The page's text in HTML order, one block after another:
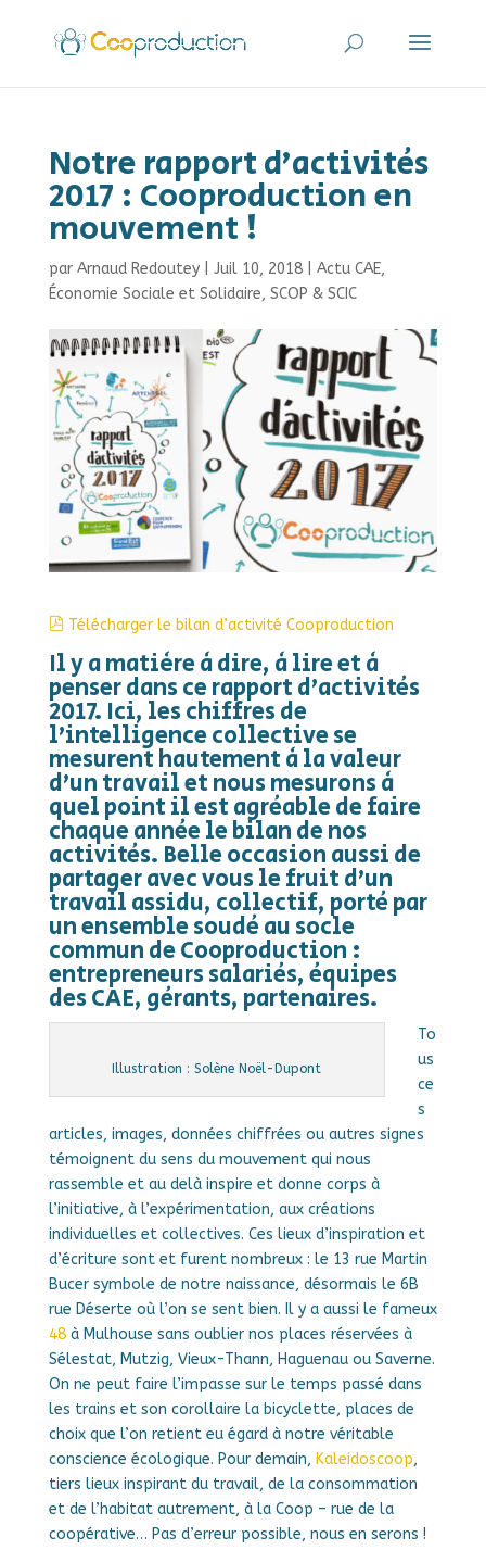
Notre rapport d’activités
2017 : Cooproduction en
mouvement !
par Arnaud Redoutey| Juil 10, 2018| Actu CAE,
Économie Sociale et Solidaire, SCOP & SCIC
Télécharger le bilan d’activité Cooproduction
Il y a matière à dire, à lire et à
penser dans ce rapport d’activités
2017. Ici, les chiffres de
l’intelligence collective se
mesurent hautement à la valeur
d’un travail et nous mesurons à
quel point il est agréable de faire
chaque année le bilan de nos
activités. Belle occasion aussi de
partager avec vous le fruit d’un
travail assidu, collectif, porté par
un ensemble soudé au socle
commun de Cooproduction :
entrepreneurs salariés, équipes
des CAE, gérants, partenaires.
Illustration : Solène Noël-Dupont
To
us
ce
s
articles, images, données chiffrées ou autres signes
témoignent du sens du mouvement qui nous
rassemble et au delà inspire et donne corps à
l’initiative, à l’expérimentation, aux créations
individuelles et collectives. Ces lieux d’inspiration et
d’écriture sont et furent nombreux : le 13 rue Martin
Bucer symbole de notre naissance, désormais le 6B
rue Déserte où l’on se sent bien. Il y a aussi le fameux
48à Mulhouse sans oublier nos places réservées à
Sélestat, Mutzig, Vieux-Thann, Haguenau ou Saverne.
On ne peut faire l’impasse sur le temps passé dans
les trains et son corollaire la bicyclette, places de
choix que l’on retient eu égard à notre véritable
conscience écologique. Pour demain, Kaleidoscoop,
tiers lieux inspirant du travail, de la consommation
et de l’habitat autrement, à la Coop – rue de la
coopérative… Pas d’erreur possible, nous en serons !